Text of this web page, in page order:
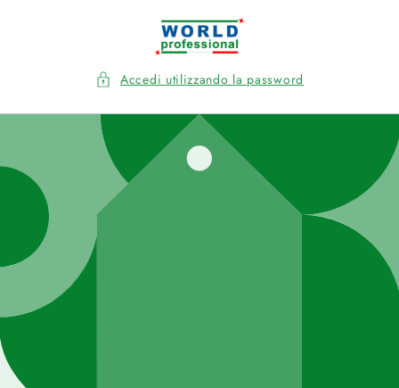
Accedi utilizzando la password